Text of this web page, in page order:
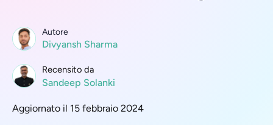
Autore
Divyansh Sharma
Recensito da
Sandeep Solanki
Aggiornato il 15 febbraio 2024